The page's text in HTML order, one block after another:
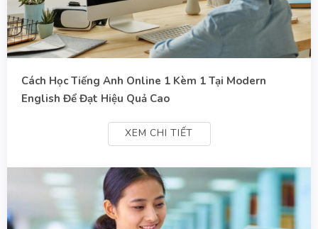
Cách Học Tiếng Anh Online 1 Kèm 1 Tại Modern
English Để Đạt Hiệu Quả Cao
XEM CHI TIẾT